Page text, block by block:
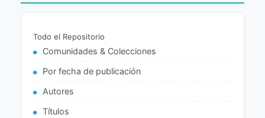
Todo el Repositorio
Comunidades & Colecciones
Por fecha de publicación
Autores
Títulos